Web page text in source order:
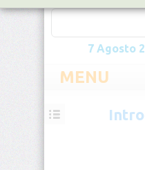
7 Agosto
MENU
HTML